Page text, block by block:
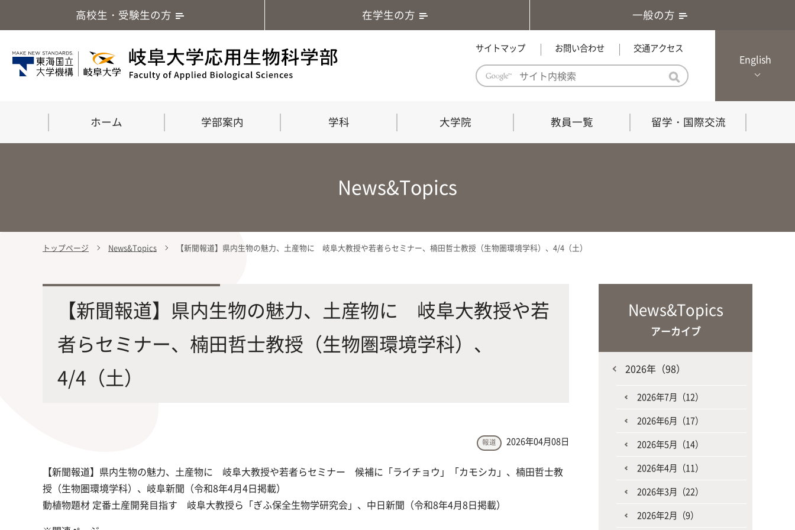
高校生・受験生の方 在学生の方 一般の方
サイトマップ お問い合わせ 交通アクセス
English
ホーム 学部案内
学部案内
学部・大学院の教育ビジョン、
沿革及び入試情報について
教育理念・教育目標
「専門的能力の要素」「達成すべき
水準」「評価方法」
学科の教育における３つの方針と専
門的能力
附属施設・教育研究関連施設
学科
応用生命化学科
最先端の化学とバイオテクノロジー
を創造
食農生命科学科 生物圏環境学科
ーズに対応
共同獣医学科
人と動物との共生を目指し、動物の
大学院
大学院
修士課程・博士課程
連合獣医学研究科（博士課程）
教員一覧 留学・国際交流
留学・国際交流
News&Topics
トップページ News&Topics 【新聞報道】県内生物の魅力、土産物に 岐阜大教授や若者らセミナー、楠田哲士教授（生物圏環境学科）、4/4（土）
【新聞報道】県内生物の魅力、土産物に 岐阜大教授や若
者らセミナー、楠田哲士教授（生物圏環境学科）、
4/4（土）
報道 2026年04月08日
【新聞報道】県内生物の魅力、土産物に 岐阜大教授や若者らセミナー 候補に「ライチョウ」「カモシカ」、楠田哲士教
授（生物圏環境学科）、岐阜新聞（令和8年4月4日掲載）
動植物題材 定番土産開発目指す 岐阜大教授ら「ぎふ保全生物学研究会」、中日新聞（令和8年4月8日掲載）
News&Topics
アーカイブ
2026年（98）
2026年7月（12）
2026年6月（17）
2026年5月（14）
2026年4月（11）
2026年3月（22）
2026年2月（9）